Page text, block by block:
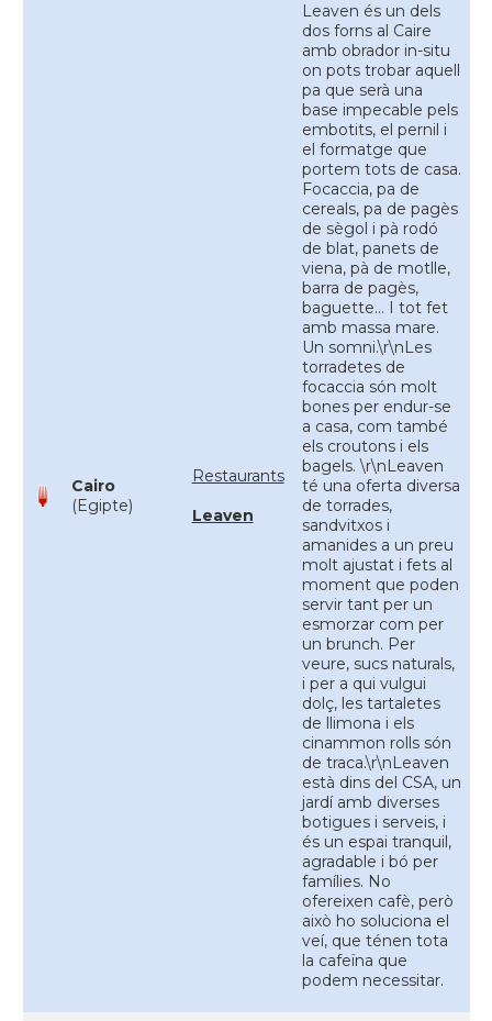
Cairo
(Egipte)
Restaurants
Leaven
Leaven és un dels
dos forns al Caire
amb obrador in-situ
on pots trobar aquell
pa que serà una
base impecable pels
embotits, el pernil i
el formatge que
portem tots de casa.
Focaccia, pa de
cereals, pa de pagès
de sègol i pà rodó
de blat, panets de
viena, pà de motlle,
barra de pagès,
baguette... I tot fet
amb massa mare.
Un somni.\r\nLes
torradetes de
focaccia són molt
bones per endur-se
a casa, com també
els croutons i els
bagels. \r\nLeaven
té una oferta diversa
de torrades,
sandvitxos i
amanides a un preu
molt ajustat i fets al
moment que poden
servir tant per un
esmorzar com per
un brunch. Per
veure, sucs naturals,
i per a qui vulgui
dolç, les tartaletes
de llimona i els
cinammon rolls són
de traca.\r\nLeaven
està dins del CSA, un
jardí amb diverses
botigues i serveis, i
és un espai tranquil,
agradable i bó per
famílies. No
ofereixen cafè, però
això ho soluciona el
veí, que ténen tota
la cafeïna que
podem necessitar.